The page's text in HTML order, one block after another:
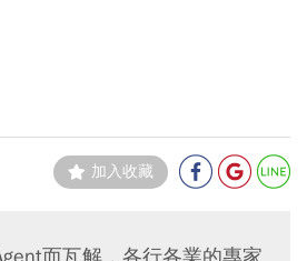
加入收藏
而瓦解，各行各業的專家